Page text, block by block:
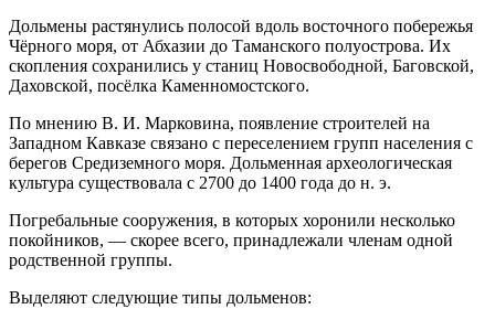
Дольмены растянулись полосой вдоль восточного побережья
Чёрного моря, от Абхазии до Таманского полуострова. Их
скопления сохранились у станиц Новосвободной, Баговской,
Даховской, посёлка Каменномостского.
По мнению В. И. Марковина, появление строителей на
Западном Кавказе связано с переселением групп населения с
берегов Средиземного моря. Дольменная археологическая
культура существовала с 2700 до 1400 года до н. э.
Погребальные сооружения, в которых хоронили несколько
покойников, — скорее всего, принадлежали членам одной
родственной группы.
Выделяют следующие типы дольменов: